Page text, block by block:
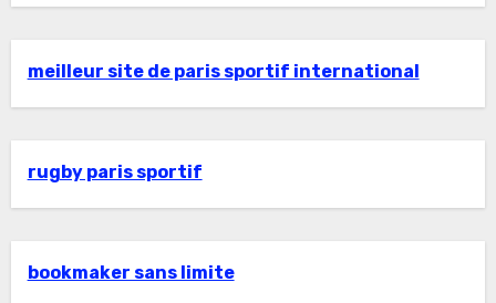
meilleur site de paris sportif international
rugby paris sportif
bookmaker sans limite